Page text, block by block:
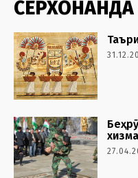
СЕРХОНАНДА